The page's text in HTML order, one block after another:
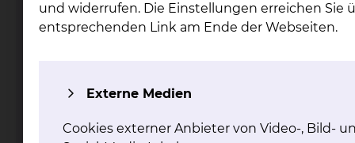
Fichtengrund 1, 38126 Braunschweig
Tel.:
Fax: +49 531 595 2060
mehr
und widerrufen. Die Einstellungen erreichen Sie
entsprechenden Link am Ende der Webseiten.
Externe Medien
Cookies externer Anbieter von Video-, Bild-